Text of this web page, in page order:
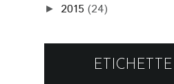
► 2015 (24)
ETICHETTE